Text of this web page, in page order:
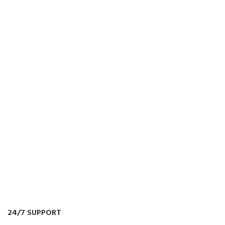
24/7 SUPPORT